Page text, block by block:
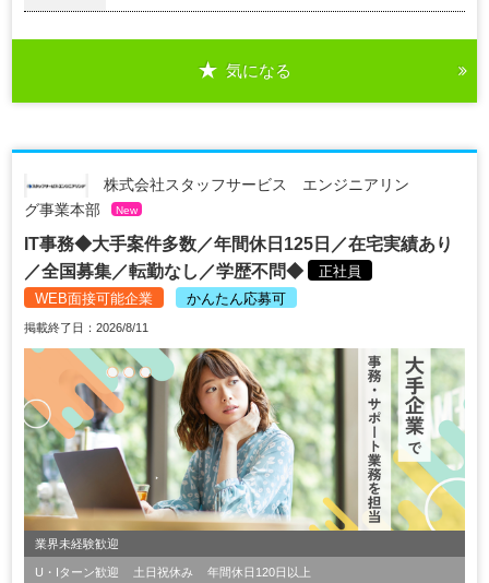
気になる
株式会社スタッフサービス エンジニアリン
グ事業本部
New
IT事務◆大手案件多数／年間休日125日／在宅実績あり
／全国募集／転勤なし／学歴不問◆
正社員
WEB面接可能企業
かんたん応募可
掲載終了日：2026/8/11
業界未経験歓迎
U・Iターン歓迎 土日祝休み
年間休日120日以上